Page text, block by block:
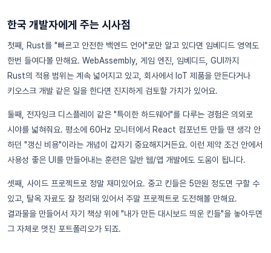
한국 개발자에게 주는 시사점
첫째, Rust를 "빠르고 안전한 백엔드 언어"로만 알고 있다면 임베디드 영역도
한번 들여다볼 만해요. WebAssembly, 게임 엔진, 임베디드, GUI까지
Rust의 적용 범위는 계속 넓어지고 있고, 회사에서 IoT 제품을 만든다거나
키오스크 개발 같은 일을 한다면 진지하게 검토할 가치가 있어요.
둘째, 전자잉크 디스플레이 같은 "특이한 하드웨어"를 다루는 경험은 의외로
시야를 넓혀줘요. 평소에 60Hz 모니터에서 React 컴포넌트 만들 땐 생각 안
하던 "갱신 비용"이라는 개념이 갑자기 중요해지거든요. 이런 제약 조건 안에서
사용성 좋은 UI를 만들어내는 훈련은 일반 웹/앱 개발에도 도움이 됩니다.
셋째, 사이드 프로젝트로 정말 재미있어요. 중고 킨들은 5만원 정도면 구할 수
있고, 탈옥 자료도 잘 정리돼 있어서 주말 프로젝트로 도전해볼 만해요.
결과물을 만들어서 자기 책상 위에 "내가 만든 대시보드 띄운 킨들"을 놓아두면
그 자체로 멋진 포트폴리오가 되죠.